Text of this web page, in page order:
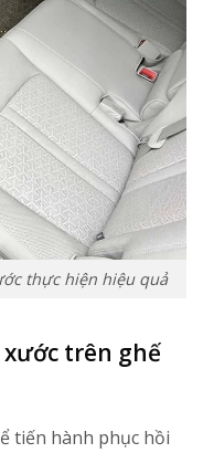
thực hiện hiệu quả
trên ghế
tiến hành phục hồi